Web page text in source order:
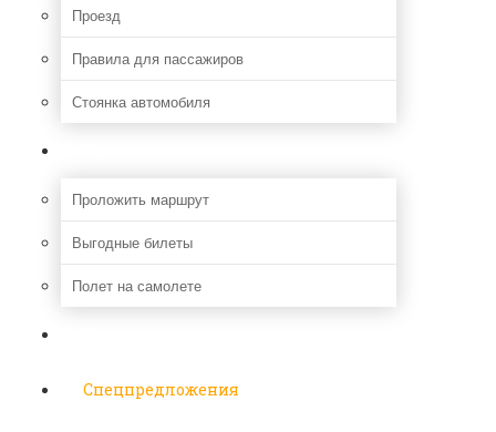
Проезд
Правила для пассажиров
Стоянка автомобиля
Проложить маршрут
Выгодные билеты
Полет на самолете
Спецпредложения